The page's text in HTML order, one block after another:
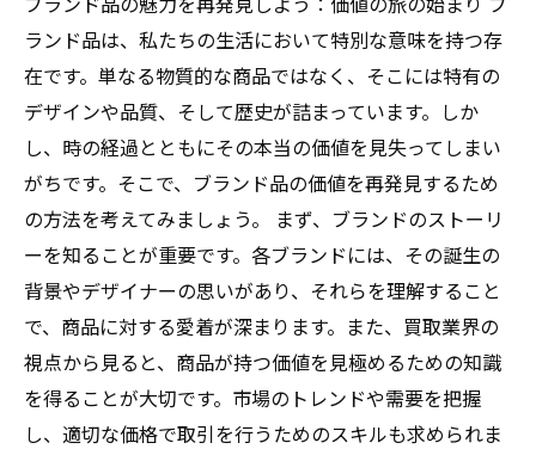
る！
最適な取引を実現するためのブランド品の価値
の再認識
ランド品は、私たちの生活において特別な意味を持つ存
在です。単なる物質的な商品ではなく、そこには特有の
デザインや品質、そして歴史が詰まっています。しか
し、時の経過とともにその本当の価値を見失ってしまい
がちです。そこで、ブランド品の価値を再発見するため
の方法を考えてみましょう。 まず、ブランドのストーリ
ーを知ることが重要です。各ブランドには、その誕生の
背景やデザイナーの思いがあり、それらを理解すること
で、商品に対する愛着が深まります。また、買取業界の
視点から見ると、商品が持つ価値を見極めるための知識
を得ることが大切です。市場のトレンドや需要を把握
し、適切な価格で取引を行うためのスキルも求められま